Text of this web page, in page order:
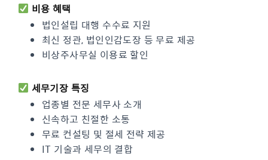
비용 혜택
법인설립 대행 수수료 지원
최신 정관, 법인인감도장 등 무료 제공
비상주사무실 이용료 할인
세무기장 특징
업종별 전문 세무사 소개
신속하고 친절한 소통
무료 컨설팅 및 절세 전략 제공
IT 기술과 세무의 결합